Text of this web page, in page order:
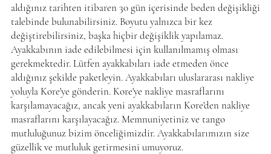
aldığınız tarihten itibaren 30 gün içerisinde beden değişikliği
talebinde bulunabilirsiniz. Boyutu yalnızca bir kez
değiştirebilirsiniz, başka hiçbir değişiklik yapılamaz.
Ayakkabının iade edilebilmesi için kullanılmamış olması
gerekmektedir. Lütfen ayakkabıları iade etmeden önce
aldığınız şekilde paketleyin. Ayakkabıları uluslararası nakliye
yoluyla Kore'ye gönderin. Kore'ye nakliye masraflarını
karşılamayacağız, ancak yeni ayakkabıların Kore'den nakliye
masraflarını karşılayacağız. Memnuniyetiniz ve tango
mutluluğunuz bizim önceliğimizdir. Ayakkabılarımızın size
güzellik ve mutluluk getirmesini umuyoruz.